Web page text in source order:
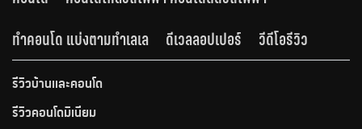
ทำคอนโด แบ่งตามทำเลเล
ดีเวลลอปเปอร์ วีดีโอรีวิว
รีวิวบ้านและคอนโด
รีวิวคอนโดมิเนียม